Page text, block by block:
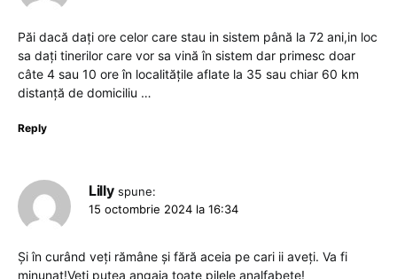
Păi dacă dați ore celor care stau in sistem până la 72 ani,in loc
sa dați tinerilor care vor sa vină în sistem dar primesc doar
câte 4 sau 10 ore în localitățile aflate la 35 sau chiar 60 km
distanță de domiciliu …
Reply
Lilly spune:
15 octombrie 2024 la 16:34
Și în curând veți rămâne și fără aceia pe cari ii aveți. Va fi
minunat!Veți putea angaja toate pilele analfabete!